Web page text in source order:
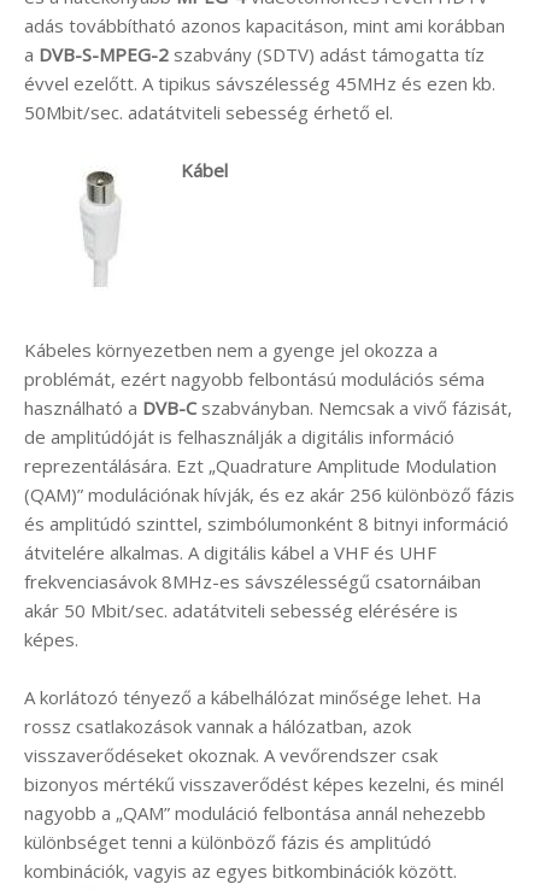
adás továbbítható azonos kapacitáson, mint ami korábban
a DVB-S-MPEG-2 szabvány (SDTV) adást támogatta tíz
évvel ezelőtt. A tipikus sávszélesség 45MHz és ezen kb.
50Mbit/sec. adatátviteli sebesség érhető el.
Kábel
Kábeles környezetben nem a gyenge jel okozza a
problémát, ezért nagyobb felbontású modulációs séma
használható a DVB-Cszabványban. Nemcsak a vivő fázisát,
de amplitúdóját is felhasználják a digitális információ
reprezentálására. Ezt „Quadrature Amplitude Modulation
(QAM)” modulációnak hívják, és ez akár 256 különböző fázis
és amplitúdó szinttel, szimbólumonként 8 bitnyi információ
átvitelére alkalmas. A digitális kábel a VHF és UHF
frekvenciasávok 8MHz-es sávszélességű csatornáiban
akár 50 Mbit/sec. adatátviteli sebesség elérésére is
képes.
A korlátozó tényező a kábelhálózat minősége lehet. Ha
rossz csatlakozások vannak a hálózatban, azok
visszaverődéseket okoznak. A vevőrendszer csak
bizonyos mértékű visszaverődést képes kezelni, és minél
nagyobb a „QAM” moduláció felbontása annál nehezebb
különbséget tenni a különböző fázis és amplitúdó
kombinációk, vagyis az egyes bitkombinációk között.